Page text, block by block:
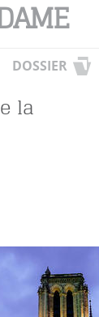
DOSSIER
la